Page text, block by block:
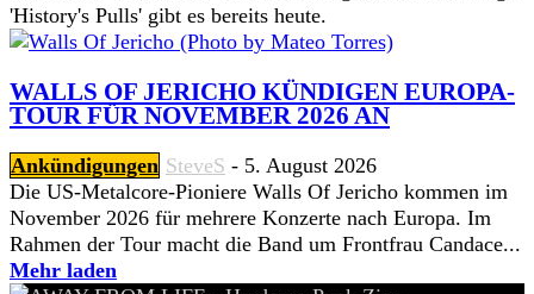
'History's Pulls' gibt es bereits heute.
WALLS OF JERICHO KÜNDIGEN EUROPA-
TOUR FÜR NOVEMBER 2026 AN
Ankündigungen SteveS - 5. August 2026
Die US-Metalcore-Pioniere Walls Of Jericho kommen im
November 2026 für mehrere Konzerte nach Europa. Im
Rahmen der Tour macht die Band um Frontfrau Candace...
Mehr laden